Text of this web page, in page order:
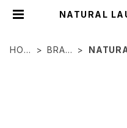
NATURAL
HOM
BRAN